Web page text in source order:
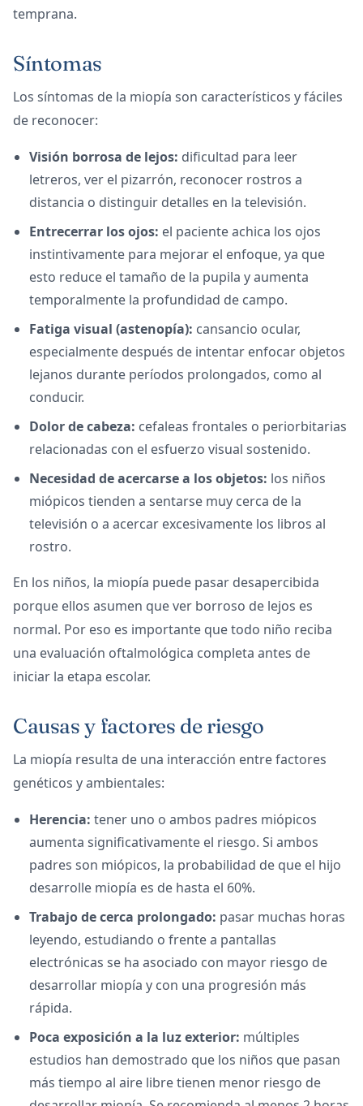
temprana.
Síntomas
Los síntomas de la miopía son característicos y fáciles
de reconocer:
Visión borrosa de lejos: dificultad para leer
letreros, ver el pizarrón, reconocer rostros a
distancia o distinguir detalles en la televisión.
Entrecerrar los ojos: el paciente achica los ojos
instintivamente para mejorar el enfoque, ya que
esto reduce el tamaño de la pupila y aumenta
temporalmente la profundidad de campo.
Fatiga visual (astenopía): cansancio ocular,
especialmente después de intentar enfocar objetos
lejanos durante períodos prolongados, como al
conducir.
Dolor de cabeza: cefaleas frontales o periorbitarias
relacionadas con el esfuerzo visual sostenido.
Necesidad de acercarse a los objetos: los niños
miópicos tienden a sentarse muy cerca de la
televisión o a acercar excesivamente los libros al
rostro.
En los niños, la miopía puede pasar desapercibida
porque ellos asumen que ver borroso de lejos es
normal. Por eso es importante que todo niño reciba
una evaluación oftalmológica completa antes de
iniciar la etapa escolar.
Causas y factores de riesgo
La miopía resulta de una interacción entre factores
genéticos y ambientales:
Herencia: tener uno o ambos padres miópicos
aumenta significativamente el riesgo. Si ambos
padres son miópicos, la probabilidad de que el hijo
desarrolle miopía es de hasta el 60%.
Trabajo de cerca prolongado: pasar muchas horas
leyendo, estudiando o frente a pantallas
electrónicas se ha asociado con mayor riesgo de
desarrollar miopía y con una progresión más
rápida.
Poca exposición a la luz exterior: múltiples
estudios han demostrado que los niños que pasan
más tiempo al aire libre tienen menor riesgo de